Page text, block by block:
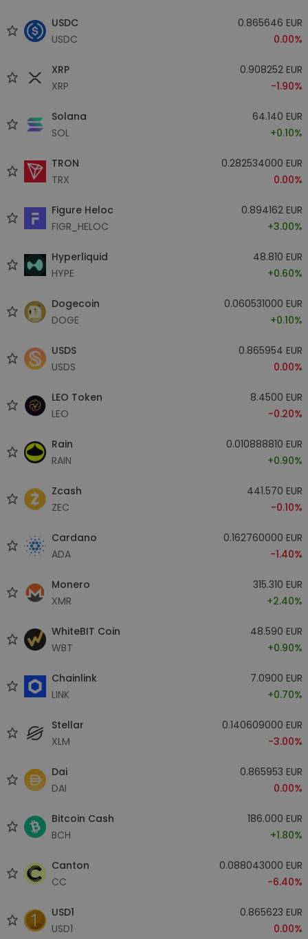
USDC
USDC
0.865646 EUR
0.00%
XRP
XRP
0.908252 EUR
-1.90%
Solana
SOL
64.140 EUR
+0.10%
TRON
TRX
0.282534000 EUR
0.00%
Figure Heloc
FIGR_HELOC
0.894162 EUR
+3.00%
Hyperliquid
HYPE
48.810 EUR
+0.60%
Dogecoin
DOGE
0.060531000 EUR
+0.10%
USDS
USDS
0.865954 EUR
0.00%
LEO Token
LEO
8.4500 EUR
-0.20%
Rain
RAIN
0.010888810 EUR
+0.90%
Zcash
ZEC
441.570 EUR
-0.10%
Cardano
ADA
0.162760000 EUR
-1.40%
Monero
XMR
315.310 EUR
+2.40%
WhiteBIT Coin
WBT
48.590 EUR
+0.90%
Chainlink
LINK
7.0900 EUR
+0.70%
Stellar
XLM
0.140609000 EUR
-3.00%
Dai
DAI
0.865953 EUR
0.00%
Bitcoin Cash
BCH
186.000 EUR
+1.80%
Canton
CC
0.088043000 EUR
-6.40%
USD1
USD1
0.865623 EUR
0.00%